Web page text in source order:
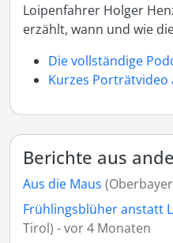
Loipenfahrer Holger
erzählt, wann und wie
Die vollständige
Kurzes Porträtvideo
Berichte aus
Aus die Maus
Frühlingsblüher anstatt
Tirol) - vor 4 Monaten